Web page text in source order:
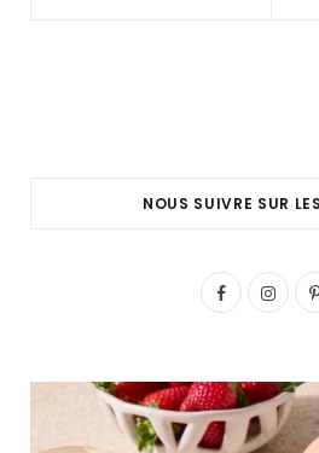
NOUS SUIVRE SUR
F
e
I
t